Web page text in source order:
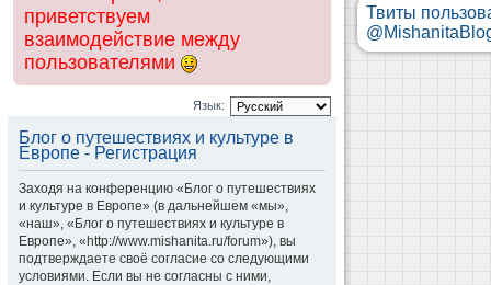
приветствуем
взаимодействие между
пользователями
Язык:
Блог о путешествиях и культуре в
Европе - Регистрация
Заходя на конференцию «Блог о путешествиях
и культуре в Европе» (в дальнейшем «мы»,
«наш», «Блог о путешествиях и культуре в
Европе», «http://www.mishanita.ru/forum»), вы
подтверждаете своё согласие со следующими
условиями. Если вы не согласны с ними,
Твиты